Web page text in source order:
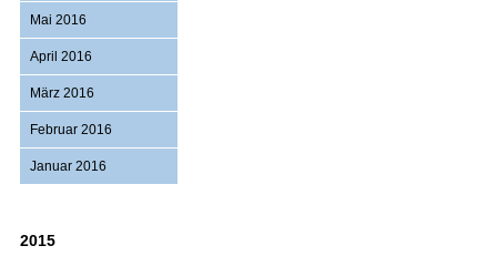
Mai 2016
April 2016
März 2016
Februar 2016
Januar 2016
2015